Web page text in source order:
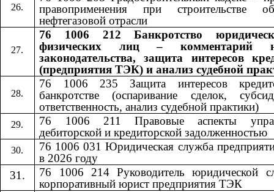
правоприменения при строительстве
нефтегазовой отрасли
76 1006 212 Банкротство
физических лиц – комментарий
законодательства, защита интересов
(предприятия ТЭК) и анализ судебной
76 1006 235 Защита интересов
банкротстве (оспаривание сделок,
ответственность, анализ судебной практики)
76 1006 211 Правовые аспекты
дебиторской и кредиторской задолженностью
76 1006 031 Юридическая служба
в 2026 году
76 1006 214 Руководитель юридической
корпоративный юрист предприятия ТЭК